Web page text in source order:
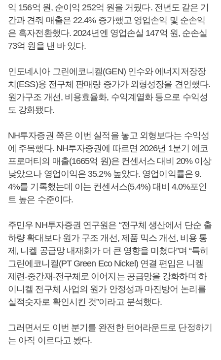
익 156억 원, 순이익 252억 원을 거뒀다. 전년도 같은 기
간과 견줘 매출은 22.4% 증가했고 영업손익 및 순손익
은 흑자전환했다. 2024년엔 영업손실 147억 원, 순손실
73억 원을 낸 바 있다.
인도네시아 그린에코니켈(GEN) 인수와 에너지저장장
치(ESS)용 전구체 판매량 증가가 외형성장을 견인했다.
원가구조 개선, 비용효율화, 수익계열화 등으로 수익성
도 강화됐다.
NH투자증권 쪽은 이번 실적을 놓고 외형보다는 수익성
에 주목했다. NH투자증권에 따르면 2026년 1분기 에코
프로머티의 매출(1665억 원)은 컨센서스 대비 20% 이상
낮았으나 영업이익은 35.2% 높았다. 영업이익률은 9.
4%를 기록했는데 이는 컨센서스(5.4%) 대비 4.0%포인
트 높은 수준이다.
주민우 NH투자증권 연구원은 “전구체 생산에서 단순 출
하량 확대보다 원가 구조 개선, 제품 믹스 개선, 비용 통
제, 니켈 공급망 내재화가 더 큰 영향을 미쳤다”며 “특히
그린에코니켈(PT Green Eco Nickel) 연결 편입은 니켈
제련-중간재-전구체로 이어지는 공급망을 강화하며 하
이니켈 전구체 사업의 원가 안정성과 마진방어 논리를
실적숫자로 확인시킨 것”이라고 분석했다.
그러면서도 이번 분기를 완전한 턴어라운드로 단정하기
는 아직 이르다고 봤다.